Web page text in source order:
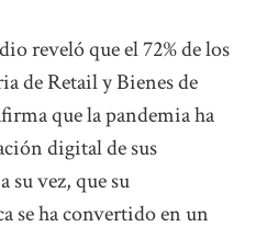
reveló que el 72% de los
de Retail y Bienes de
que la pandemia ha
digital de sus
su vez, que su
se ha convertido en un